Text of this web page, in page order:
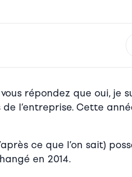
répondez que oui, je
l’entreprise. Cette
ce que l’on sait)
en 2014.